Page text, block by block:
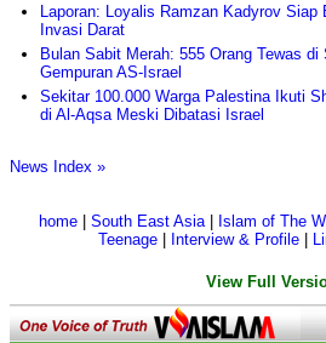
Laporan: Loyalis Ramzan Kadyrov
Invasi Darat
Bulan Sabit Merah: 555 Orang Tewas di
Gempuran AS-Israel
Sekitar 100.000 Warga Palestina Ikuti
di Al-Aqsa Meski Dibatasi Israel
News Index »
home| South East Asia| Islam of The
Teenage
Interview & Profile
View Full